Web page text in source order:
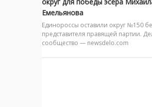
Емельянова
Единороссы оставили округ №150
представителя правящей партии.
сообщество — newsdelo.com